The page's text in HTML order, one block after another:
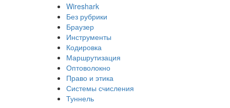
Wireshark
Без рубрики
Браузер
Инструменты
Кодировка
Маршрутизация
Оптоволокно
Право и этика
Системы счисления
Туннель